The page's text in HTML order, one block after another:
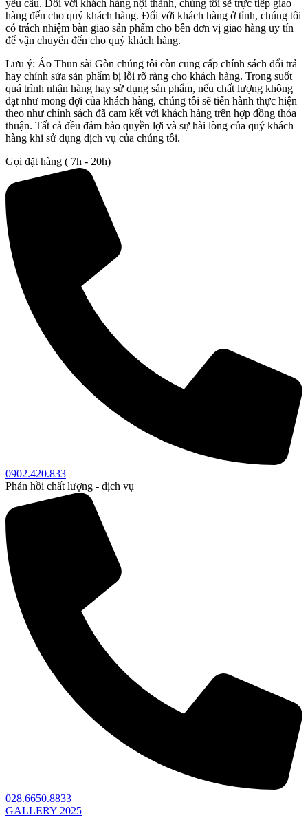
yêu cầu. Đối với khách hàng nội thành, chúng tôi sẽ trực tiếp giao
hàng đến cho quý khách hàng. Đối với khách hàng ở tỉnh, chúng tôi
có trách nhiệm bàn giao sản phẩm cho bên đơn vị giao hàng uy tín
để vận chuyển đến cho quý khách hàng.
Lưu ý: Áo Thun sài Gòn chúng tôi còn cung cấp chính sách đổi trả
hay chỉnh sửa sản phẩm bị lỗi rõ ràng cho khách hàng. Trong suốt
quá trình nhận hàng hay sử dụng sản phẩm, nếu chất lượng không
đạt như mong đợi của khách hàng, chúng tôi sẽ tiến hành thực hiện
theo như chính sách đã cam kết với khách hàng trên hợp đồng thỏa
thuận. Tất cả đều đảm bảo quyền lợi và sự hài lòng của quý khách
hàng khi sử dụng dịch vụ của chúng tôi.
Gọi đặt hàng ( 7h - 20h)
0902.420.833
Phản hồi chất lượng - dịch vụ
028.6650.8833
GALLERY 2025